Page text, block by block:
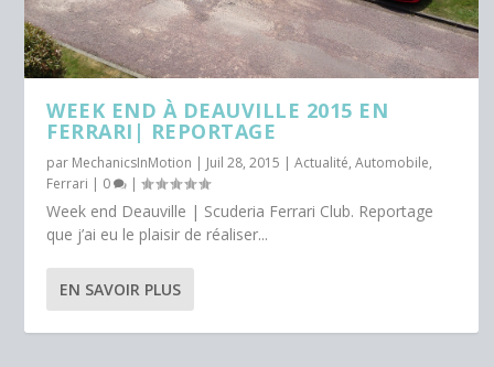
WEEK END À DEAUVILLE 2015 EN
FERRARI| REPORTAGE
par MechanicsInMotion | Juil 28, 2015 |Actualité,Automobile,
Ferrari | 0 |
Week end Deauville | Scuderia Ferrari Club. Reportage
que j’ai eu le plaisir de réaliser...
EN SAVOIR PLUS